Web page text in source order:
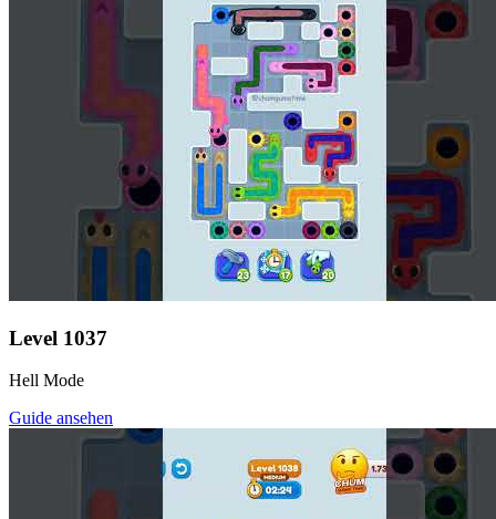
Level 1037
Hell Mode
Guide ansehen